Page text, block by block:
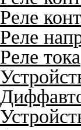
Реле
Реле
Реле тока